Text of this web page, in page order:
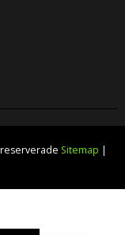
Sitemap |